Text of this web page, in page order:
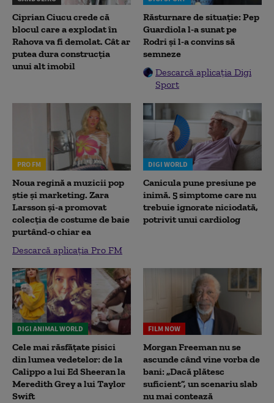
Ciprian Ciucu crede că
blocul care a explodat în
Rahova va fi demolat. Cât ar
putea dura construcția
unui alt imobil
Răsturnare de situație: Pep
Guardiola l-a sunat pe
Rodri și l-a convins să
semneze
Descarcă aplicația Digi
Sport
PRO FM
Noua regină a muzicii pop
știe și marketing. Zara
Larsson și-a promovat
colecția de costume de baie
purtând-o chiar ea
Descarcă aplicația Pro FM
DIGI WORLD
Canicula pune presiune pe
inimă. 5 simptome care nu
trebuie ignorate niciodată,
potrivit unui cardiolog
DIGI ANIMAL WORLD
Cele mai răsfățate pisici
din lumea vedetelor: de la
Calippo a lui Ed Sheeran la
Meredith Grey a lui Taylor
Swift
FILM NOW
Morgan Freeman nu se
ascunde când vine vorba de
bani: „Dacă plătesc
suficient”, un scenariu slab
nu mai contează